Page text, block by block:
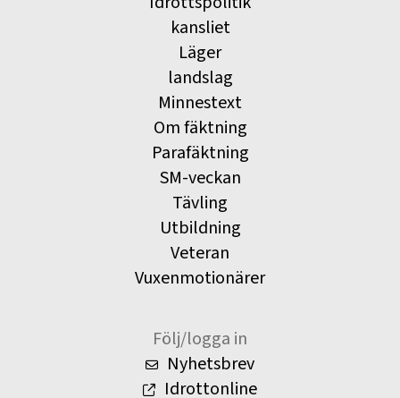
kansliet
Läger
landslag
Minnestext
Om fäktning
Parafäktning
SM-veckan
Tävling
Utbildning
Veteran
Vuxenmotionärer
Följ/logga in
Nyhetsbrev
Idrottonline